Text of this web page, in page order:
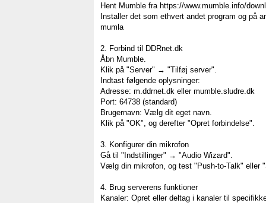
Hent Mumble fra https://www.mumble.info/
Installer det som ethvert andet program og på
mumla
2. Forbind til DDRnet.dk
Åbn Mumble.
Klik på "Server" → "Tilføj server".
Indtast følgende oplysninger:
Adresse: m.ddrnet.dk eller mumble.sludre.dk
Port: 64738 (standard)
Brugernavn: Vælg dit eget navn.
Klik på "OK", og derefter "Opret forbindelse".
3. Konfigurer din mikrofon
Gå til "Indstillinger" → "Audio Wizard".
Vælg din mikrofon, og test "Push-to-Talk" eller
4. Brug serverens funktioner
Kanaler: Opret eller deltag i kanaler til